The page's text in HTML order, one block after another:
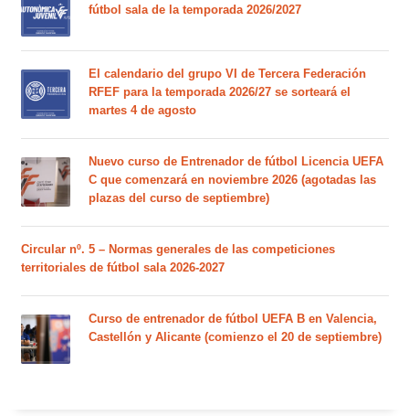
fútbol sala de la temporada 2026/2027
El calendario del grupo VI de Tercera Federación
RFEF para la temporada 2026/27 se sorteará el
martes 4 de agosto
Nuevo curso de Entrenador de fútbol Licencia UEFA
C que comenzará en noviembre 2026 (agotadas las
plazas del curso de septiembre)
Circular nº. 5 – Normas generales de las competiciones
territoriales de fútbol sala 2026-2027
Curso de entrenador de fútbol UEFA B en Valencia,
Castellón y Alicante (comienzo el 20 de septiembre)